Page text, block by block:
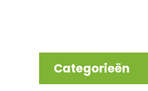
Categorieën